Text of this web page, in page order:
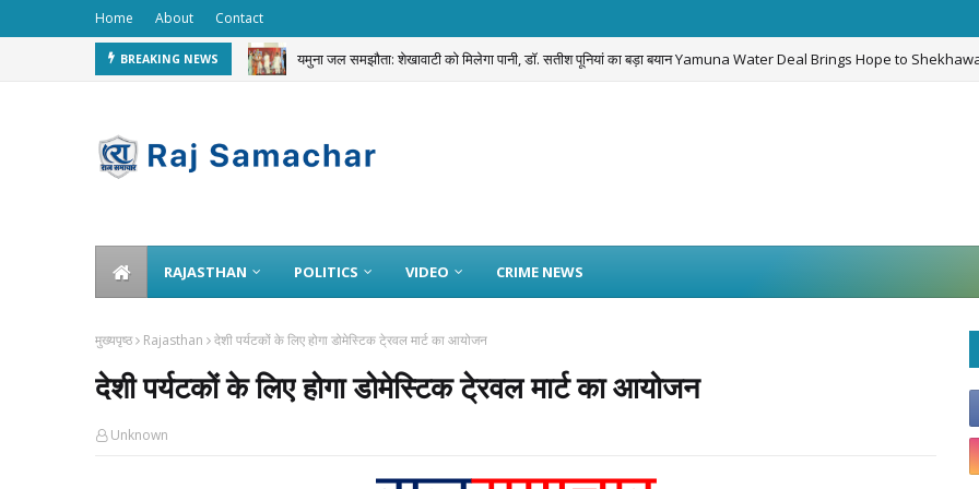
Home About Contact
BREAKING NEWS यमुना जल समझौता: शेखावाटी को मिलेगा पानी, डॉ. सतीश पूनियां का बड़ा बयान Yamuna Water Deal Brings Hope to
RAJASTHAN POLITICS VIDEO CRIME NEWS
मुख्यपृष्ठ Rajasthan देशी पर्यटकों के लिए होगा डोमेस्टिक टे्रवल मार्ट का आयोजन
देशी पर्यटकों के लिए होगा डोमेस्टिक टे्रवल मार्ट का आयोजन
Unknown